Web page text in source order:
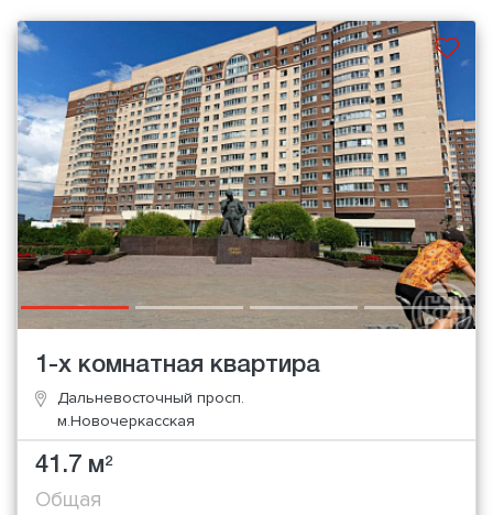
1-х комнатная квартира
Дальневосточный просп.
м.Новочеркасская
41.7 м2
Общая